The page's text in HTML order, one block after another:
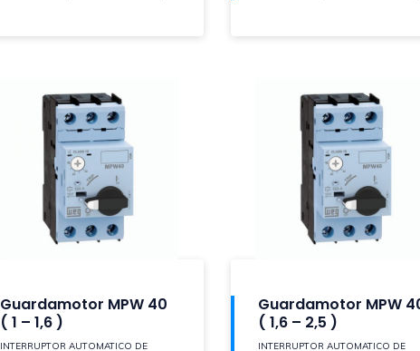
Guardamotor MPW 40
( 1 – 1,6 )
INTERRUPTOR AUTOMATICO DE
Guardamotor MPW
( 1,6 – 2,5 )
INTERRUPTOR AUTOMATICO DE